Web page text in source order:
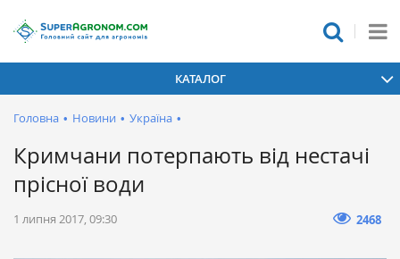
КАТАЛОГ
Головна • Новини • Україна •
Кримчани потерпають від нестачі
прісної води
1 липня 2017, 09:30 2468